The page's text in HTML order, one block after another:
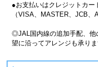
●お支払いはクレジットカー
（VISA、MASTER、JCB、
◎JAL国内線の追加手配、他
望に沿ってアレンジも承りま